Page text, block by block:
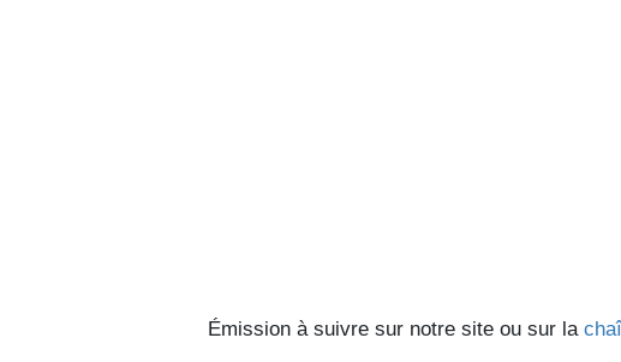
Émission à suivre sur notre site ou sur la